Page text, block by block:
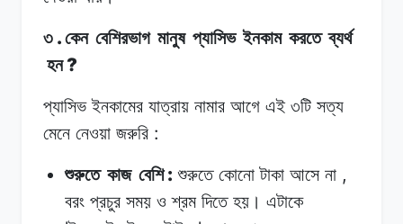
৩ .কেন বেশিরভাগ মানুষ প্যাসিভ ইনকাম করতে ব্যর্থ
হন?
প্যাসিভ ইনকামের যাত্রায় নামার আগে এই ৩টি সত্য
মেনে নেওয়া জরুরি :
শুরুতে কাজ বেশি: শুরুতে কোনো টাকা আসে না ,
বরং প্রচুর সময় ও শ্রম দিতে হয়। এটাকে